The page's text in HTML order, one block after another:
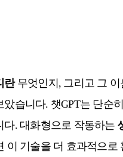
란무엇인지, 그리고 그 이
았습니다. 챗GPT는 단순
다. 대화형으로 작동하는
이 기술을 더 효과적으로